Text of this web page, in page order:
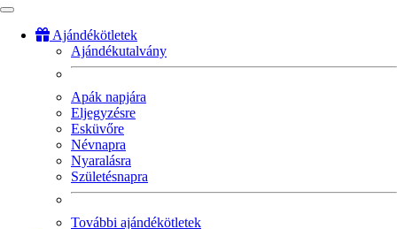
Ajándékötletek
Ajándékutalvány
Apák napjára
Eljegyzésre
Esküvőre
Névnapra
Nyaralásra
Születésnapra
További ajándékötletek